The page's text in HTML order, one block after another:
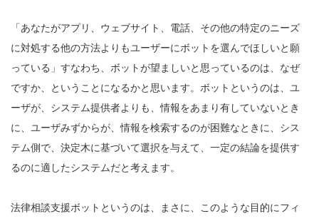
「あなたがアプリ、ウェブサイト、電話、その他の特定のニーズ
に対処する他の方法よりもユーザーにボットを選んでほしいと願
っている」すなわち、ボットが望ましいと思っているのは、なぜ
ですか、ということになるかと思います。ボットというのは、ユ
ーザが、システム提供者よりも、情報をあまり有していないとき
に、ユーザみずからが、情報を検索するのが困難なときに、シス
テム側で、決定木に基づいて選択を与えて、一定の結論を提供す
るのに適したシステムだと考えます。
法律相談支援ボットというのは、まさに、このような目的にフィ